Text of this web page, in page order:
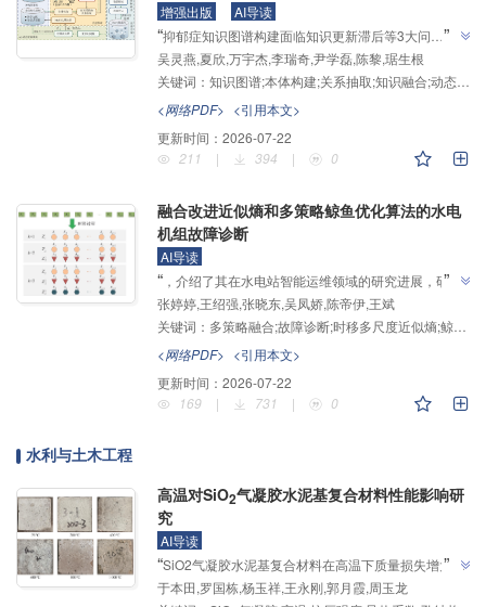
增强出版 AI导读
“抑郁症知识图谱构建面临知识更新滞后等3大问
题，"为此，本文提出基于多源异构数据融合的动态抑
郁症知识图谱构建方法"，研究团队融合多源数据构建
领域本体，采用预训练微调策略训练关系抽取模型，设
计增量式三元组生成框架实现动态更新，抽样准确率达
92.1%。
”
吴灵燕,夏欣,万宇杰,李瑞奇,尹学磊,陈黎,琚生根
关键词： 知识图谱;本体构建;关系抽取;知识融合;动态更新
<网络PDF> <引用本文>
更新时间： 2026-07-22
211
| 394 | 0
融合改进近似熵和多策略鲸鱼优化算法的水电
机组故障诊断
AI导读
“ ，介绍了其在水电站智能运维领域的研究进展，研究
团队建立了集信号处理、特征提取和故障诊断于一体的
水电机组故障诊断模型，为解决多类型故障诊断难题提
供解决方案。”
”
张婷婷,王绍强,张晓东,吴凤娇,陈帝伊,王斌
关键词： 多策略融合;故障诊断;时移多尺度近似熵;鲸鱼优化算法;核极限学习机
<网络PDF> <引用本文>
更新时间： 2026-07-22
169
| 731 | 0
水利与土木工程
高温对SiO2气凝胶水泥基复合材料性能影响研
究
AI导读
“SiO2气凝胶水泥基复合材料在高温下质量损失增大、
抗压强度降低、导热系数先减后增，"采用喷水冷却的
”
于本田,罗国栋,杨玉祥,王永刚,郭月霞,周玉龙